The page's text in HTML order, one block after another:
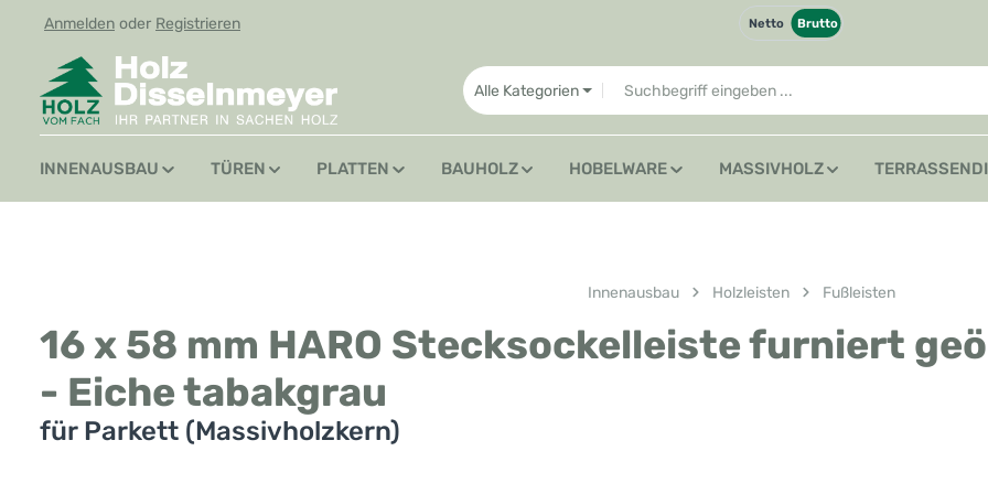
Hauptinhalt springen
Zur Suche springen
Zur Hauptnavigation springen
Anmelden oder Registrieren Netto Brutto
Alle Kategorien
INNENAUSBAU TÜREN PLATTEN BAUHOLZ HOBELWARE MASSIVHOLZ
Innenausbau Holzleisten Fußleisten
16 x 58 mm HARO Stecksockelleiste furniert
- Eiche tabakgrau
für Parkett (Massivholzkern)